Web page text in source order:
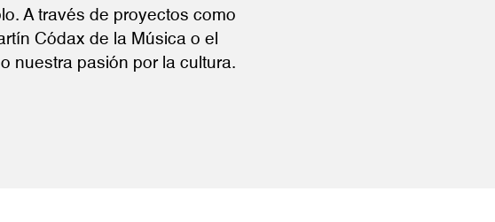
A través de proyectos como
Códax de la Música o el
nuestra pasión por la cultura.